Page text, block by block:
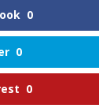
0
0
0